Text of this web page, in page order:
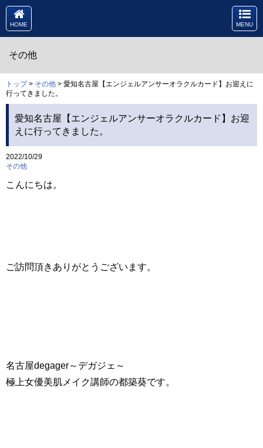
HOME MENU
その他
トップ> その他 > 愛知名古屋【エンジェルアンサーオラクルカード】お迎えに
行ってきました。
愛知名古屋【エンジェルアンサーオラクルカード】お迎
えに行ってきました。
2022/10/29
その他
こんにちは。
ご訪問頂きありがとうございます。
名古屋degager～デガジェ～
極上女優美肌メイク講師の都築葵です。